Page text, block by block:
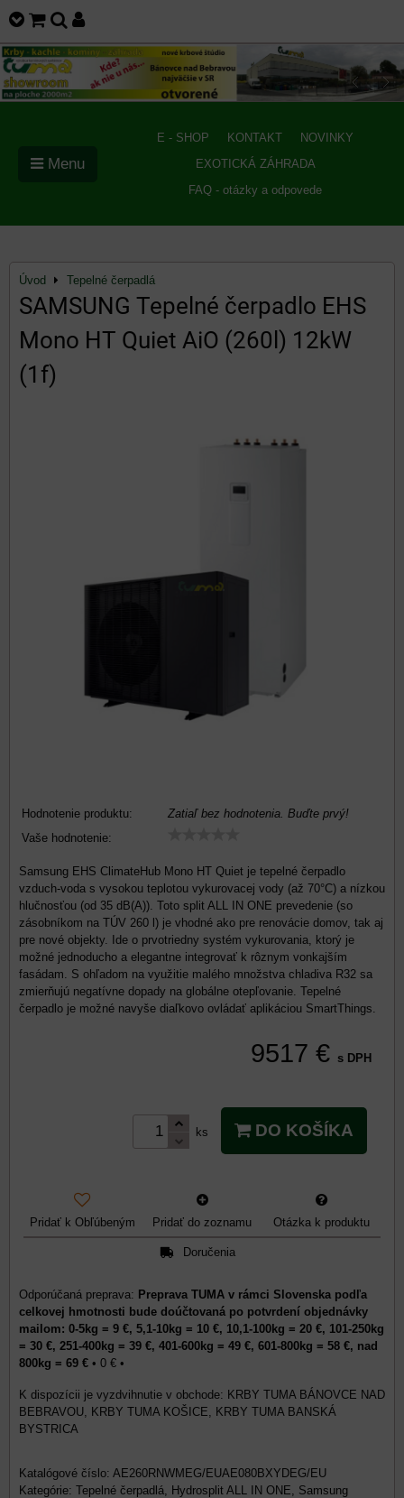
E - SHOP KONTAKT
NOVINKY
EXOTICKÁ ZÁHRADA
FAQ - otázky a odpovede
Menu
Úvod Tepelné čerpadlá
SAMSUNG Tepelné čerpadlo EHS
Mono HT Quiet AiO (260l) 12kW
(1f)
Hodnotenie produktu:
Zatiaľ bez hodnotenia. Buďte prvý!
Vaše hodnotenie:
Samsung EHS ClimateHub Mono HT Quiet je tepelné čerpadlo
vzduch-voda s vysokou teplotou vykurovacej vody (až 70°C) a nízkou
hlučnosťou (od 35 dB(A)). Toto split ALL IN ONE prevedenie (so
zásobníkom na TÚV 260 l) je vhodné ako pre renovácie domov, tak aj
pre nové objekty. Ide o prvotriedny systém vykurovania, ktorý je
možné jednoducho a elegantne integrovať k rôznym vonkajším
fasádam. S ohľadom na využitie malého množstva chladiva R32 sa
zmierňujú negatívne dopady na globálne otepľovanie. Tepelné
čerpadlo je možné navyše diaľkovo ovládať aplikáciou SmartThings.
9517 € s DPH
ks DO KOŠÍKA
Pridať k Obľúbeným Pridať do zoznamu Otázka k produktu
Doručenia
Preprava TUMA v rámci Slovenska podľa
celkovej hmotnosti bude doúčtovaná po potvrdení objednávky
mailom: 0-5kg = 9 €, 5,1-10kg = 10 €, 10,1-100kg = 20 €, 101-250kg
= 30 €, 251-400kg = 39 €, 401-600kg = 49 €, 601-800kg = 58 €, nad
800kg = 69 € • 0 € •
KRBY TUMA BÁNOVCE NAD
BEBRAVOU, KRBY TUMA KOŠICE, KRBY TUMA BANSKÁ
BYSTRICA
Katalógové číslo: AE260RNWMEG/EUAE080BXYDEG/EU
Kategórie: Tepelné čerpadlá, Hydrosplit ALL IN ONE, Samsung